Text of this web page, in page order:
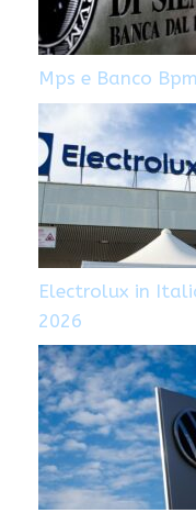
Mps e Banco
Electrolux in
2026